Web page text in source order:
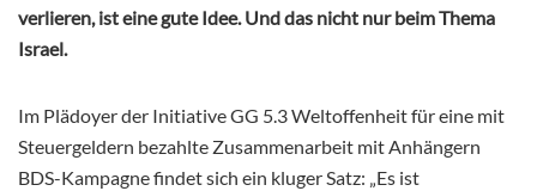
verlieren, ist eine gute Idee. Und das nicht nur beim Thema
Israel.
Im Plädoyer der Initiative GG 5.3 Weltoffenheit für eine mit
Steuergeldern bezahlte Zusammenarbeit mit Anhängern
BDS-Kampagne findet sich ein kluger Satz: „Es ist